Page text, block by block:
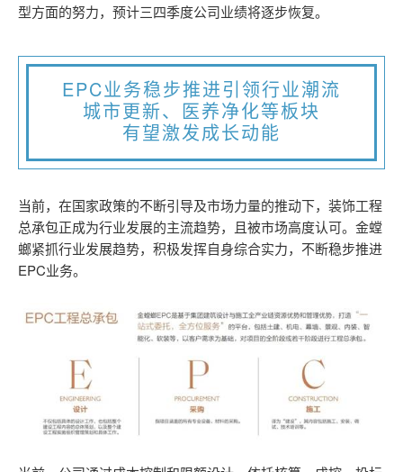
型方面的努力，预计三四季度公司业绩将逐步恢复。
EPC业务稳步推进引领行业潮流
城市更新、医养净化等板块
有望激发成长动能
当前，在国家政策的不断引导及市场力量的推动下，装饰工程
总承包正成为行业发展的主流趋势，且被市场高度认可。金螳
螂紧抓行业发展趋势，积极发挥自身综合实力，不断稳步推进
EPC业务。